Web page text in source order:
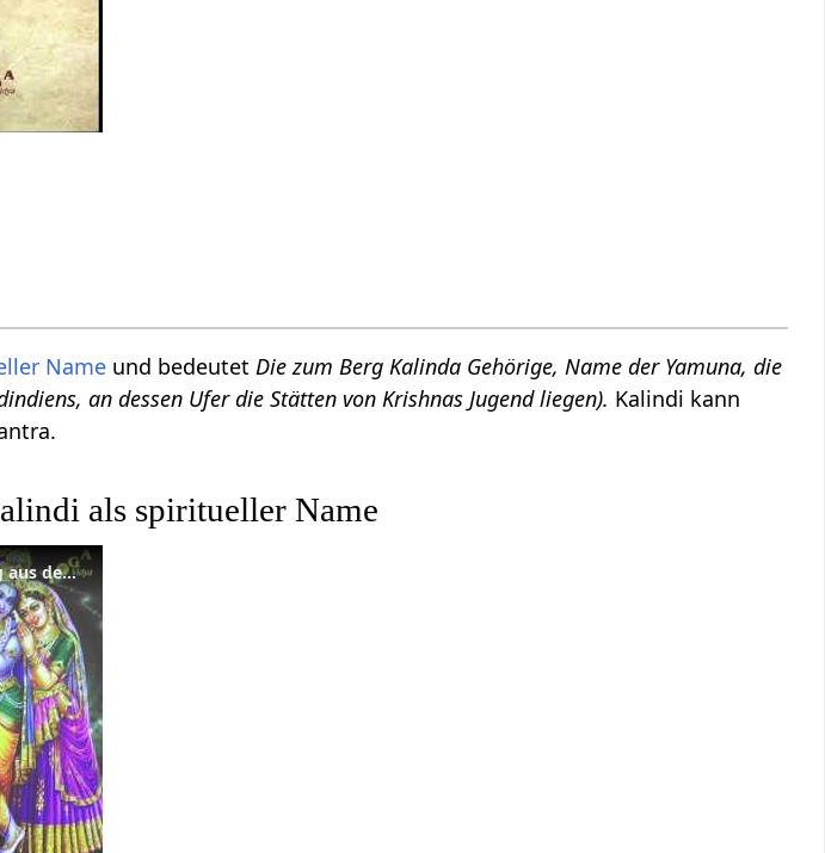
Name und bedeutet Die zum Berg Kalinda Gehörige, Name der Yamuna, die
an dessen Ufer die Stätten von Krishnas Jugend liegen). Kalindi kann
als spiritueller Name
Spiritueller Name Kalindi - Bedeutung und Übersetzung aus dem Sanskrit